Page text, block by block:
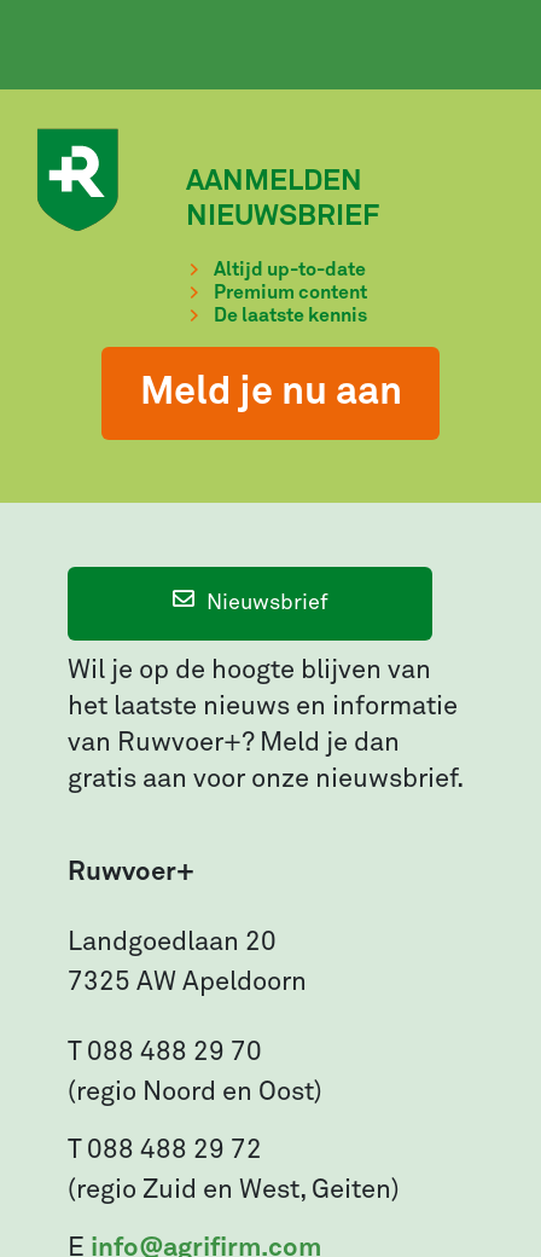
AANMELDEN
NIEUWSBRIEF
Altijd up-to-date
Premium content
De laatste kennis
Meld je nu aan
Nieuwsbrief
Wil je op de hoogte blijven van
het laatste nieuws en informatie
van Ruwvoer+? Meld je dan
gratis aan voor onze nieuwsbrief.
Ruwvoer+
Landgoedlaan 20
7325 AW Apeldoorn
T 088 488 29 70
(regio Noord en Oost)
T 088 488 29 72
(regio Zuid en West, Geiten)
E info@agrifirm.com